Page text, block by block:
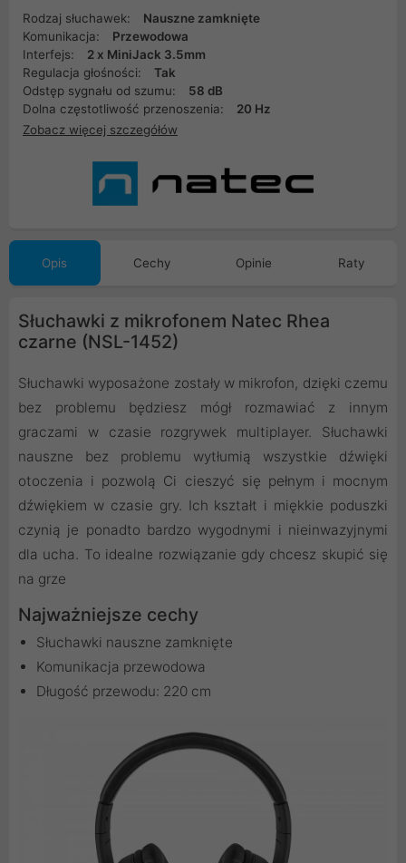
Rodzaj słuchawek:
Nauszne zamknięte
Komunikacja:
Przewodowa
Interfejs:
2 x MiniJack 3.5mm
Regulacja głośności:
Tak
Odstęp sygnału od szumu:
58 dB
Dolna częstotliwość przenoszenia:
20 Hz
Zobacz więcej szczegółów
Opis Cechy Opinie Raty
Słuchawki z mikrofonem Natec Rhea
czarne (NSL-1452)
Słuchawki wyposażone zostały w mikrofon, dzięki czemu
bez problemu będziesz mógł rozmawiać z innym
graczami w czasie rozgrywek multiplayer. Słuchawki
nauszne bez problemu wytłumią wszystkie dźwięki
otoczenia i pozwolą Ci cieszyć się pełnym i mocnym
dźwiękiem w czasie gry. Ich kształt i miękkie poduszki
czynią je ponadto bardzo wygodnymi i nieinwazyjnymi
dla ucha. To idealne rozwiązanie gdy chcesz skupić się
na grze
Najważniejsze cechy
Słuchawki nauszne zamknięte
Komunikacja przewodowa
Długość przewodu: 220 cm